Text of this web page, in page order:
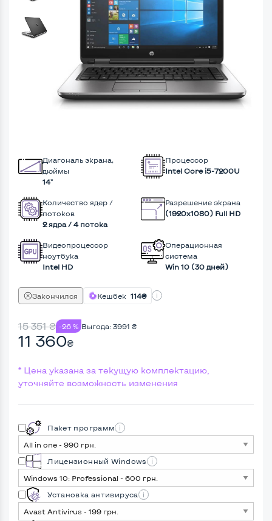
Диагональ экрана,
дюймы
14"
Процессор
Intel Core i5-7200U
Количество ядер /
потоков
2 ядра / 4 потока
Разрешение экрана
(1920х1080) Full HD
Видеопроцессор
ноутбука
Intel HD
Операционная
система
Win 10 (30 дней)
Закончился Кешбек 114₴
15 351₴ -26 % Выгода: 3991 ₴
11 360₴
* Цена указана за текущую комплектацию,
уточняйте возможность изменения
Пакет программ
Лицензионный Windows
Установка антивируса